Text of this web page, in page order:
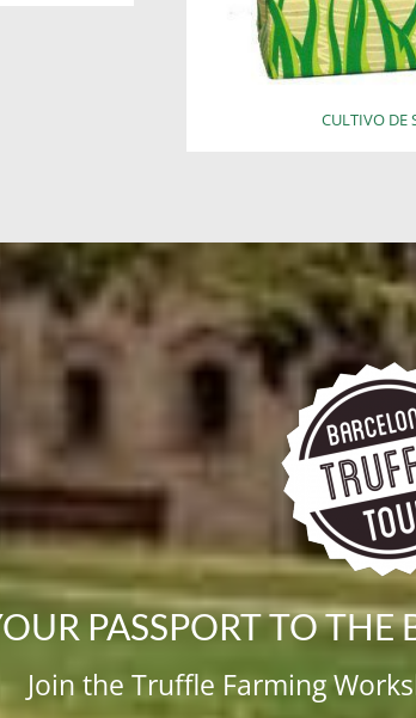
CULTIVO DE
PASSPORT TO
Join the Truffle Farming